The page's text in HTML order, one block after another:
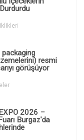
packaging
resmi
görüşüyor
2026 –
Burgaz'da